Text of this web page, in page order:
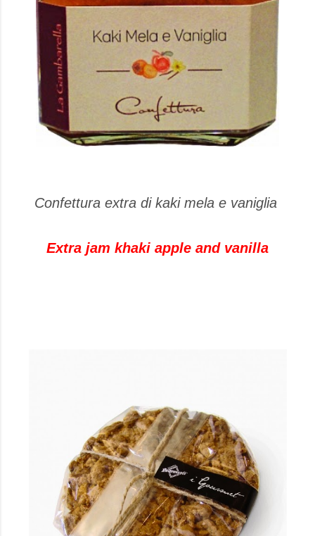
Confettura extra di kaki mela e vaniglia
Extra jam khaki apple and vanilla